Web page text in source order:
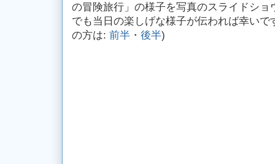
の冒険旅行」の様子を写真のスライドシ
でも当日の楽しげな様子が伝われば幸い
の方は: 前半 ・ 後半)